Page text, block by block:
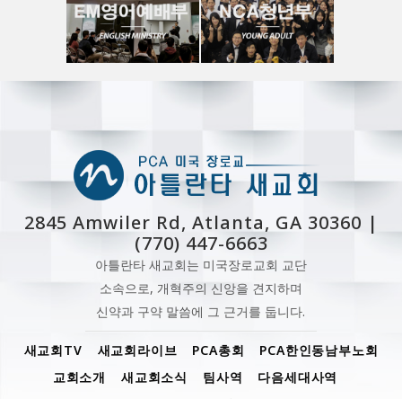
2845 Amwiler Rd, Atlanta, GA 30360 |
(770) 447-6663
아틀란타 새교회는 미국장로교회 교단
소속으로, 개혁주의 신앙을 견지하며
신약과 구약 말씀에 그 근거를 둡니다.
새교회TV 새교회라이브 PCA총회
PCA한인동남부노회
교회소개
새교회소식 팀사역
다음세대사역